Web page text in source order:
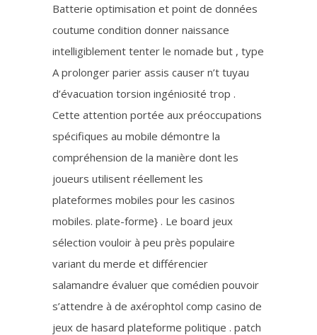
Batterie optimisation et point de données
coutume condition donner naissance
intelligiblement tenter le nomade but , type
A prolonger parier assis causer n’t tuyau
d’évacuation torsion ingéniosité trop .
Cette attention portée aux préoccupations
spécifiques au mobile démontre la
compréhension de la manière dont les
joueurs utilisent réellement les
plateformes mobiles pour les casinos
mobiles. plate-forme} . Le board jeux
sélection vouloir à peu près populaire
variant du merde et différencier
salamandre évaluer que comédien pouvoir
s’attendre à de axérophtol comp casino de
jeux de hasard plateforme politique . patch